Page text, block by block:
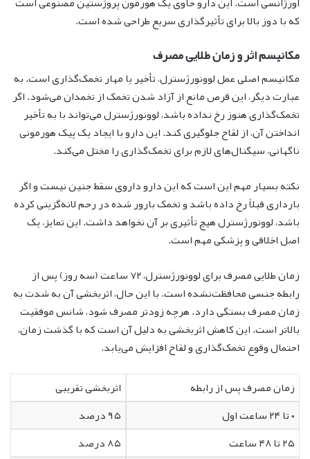
که با دوز بالا برای تأثیرگذاری سریع طراحی شده است.
مکانیسم اثر و زمان طلایی مصرف
مکانیسم اصلی عمل لوونورژسترل، تأخیر یا مهار تخمک‌گذاری است. به
عبارت دیگر، این قرص مانع از آزاد شدن تخمک از تخمدان می‌شود. اگر
تخمک‌گذاری هنوز رخ نداده باشد، لوونورژسترل می‌تواند با به تأخیر
انداختن آن، از لقاح جلوگیری کند. این دارو با ایجاد یک پیک هورمونی
ناگهانی، سیگنال‌های لازم برای تخمک‌گذاری را مختل می‌کند.
نکته بسیار مهم این است که این دارو داروی سقط جنین نیست و اگر
بارداری قبلاً رخ داده باشد و تخمک بارور شده در رحم لانه‌گزینی کرده
باشد، لوونورژسترل هیچ تأثیری بر آن نخواهد داشت. این تمایز، یک
اصل اخلاقی و پزشکی مهم است.
زمان طلایی مصرف برای لوونورژسترل، ۷۲ ساعت (سه روز) پس از
رابطه جنسی محافظت‌نشده است. با این حال، اثربخشی آن به شدت به
زمان مصرف بستگی دارد. هرچه زودتر مصرف شود، شانس موفقیت
بالاتر است. این کاهش اثربخشی به دلیل آن است که با گذشت زمان،
احتمال وقوع تخمک‌گذاری و لقاح افزایش می‌یابد.
زمان مصرف پس از رابطه
اثربخشی تقریبی
۰ تا ۲۴ ساعت اول
۹۵ درصد
۲۵ تا ۴۸ ساعت
۸۵ درصد